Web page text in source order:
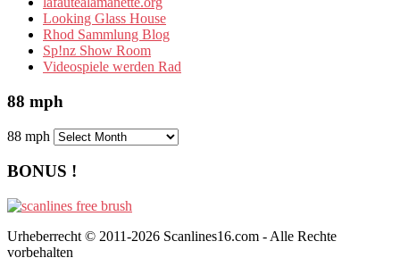
Looking Glass House
Rhod Sammlung Blog
Sp!nz Show Room
Videospiele werden Rad
88 mph
88 mph
BONUS !
Urheberrecht © 2011-2026 Scanlines16.com - Alle Rechte
vorbehalten